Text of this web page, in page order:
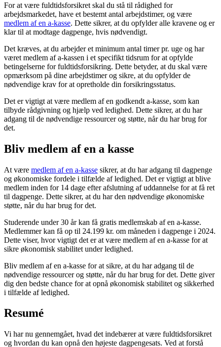
For at være fuldtidsforsikret skal du stå til rådighed for
arbejdsmarkedet, have et bestemt antal arbejdstimer, og være
medlem af en a-kasse. Dette sikrer, at du opfylder alle kravene og er
klar til at modtage dagpenge, hvis nødvendigt.
Det kræves, at du arbejder et minimum antal timer pr. uge og har
været medlem af a-kassen i et specifikt tidsrum for at opfylde
betingelserne for fuldtidsforsikring. Dette betyder, at du skal være
opmærksom på dine arbejdstimer og sikre, at du opfylder de
nødvendige krav for at opretholde din forsikringsstatus.
Det er vigtigt at være medlem af en godkendt a-kasse, som kan
tilbyde rådgivning og hjælp ved ledighed. Dette sikrer, at du har
adgang til de nødvendige ressourcer og støtte, når du har brug for
det.
Bliv medlem af en a kasse
At være medlem af en a-kasse sikrer, at du har adgang til dagpenge
og økonomiske fordele i tilfælde af ledighed. Det er vigtigt at blive
medlem inden for 14 dage efter afslutning af uddannelse for at få ret
til dagpenge. Dette sikrer, at du har den nødvendige økonomiske
støtte, når du har brug for det.
Studerende under 30 år kan få gratis medlemskab af en a-kasse.
Medlemmer kan få op til 24.199 kr. om måneden i dagpenge i 2024.
Dette viser, hvor vigtigt det er at være medlem af en a-kasse for at
sikre økonomisk stabilitet under ledighed.
Bliv medlem af en a-kasse for at sikre, at du har adgang til de
nødvendige ressourcer og støtte, når du har brug for det. Dette giver
dig den bedste chance for at opnå økonomisk stabilitet og sikkerhed
i tilfælde af ledighed.
Resumé
Vi har nu gennemgået, hvad det indebærer at være fuldtidsforsikret
og hvordan du kan opnå den højeste dagpengesats. Ved at forstå